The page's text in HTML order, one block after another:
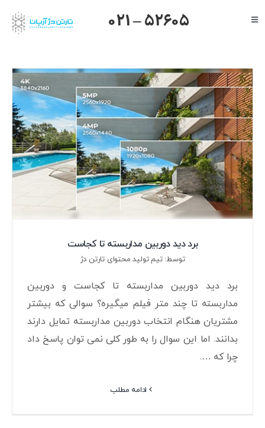
to
Toggle
گرنداستریم
یالینک
میکروتیک
هایک ویژن
داهوا
تیاندی
درباره ما
021 – 52605
برد دید دوربین مداربسته تا کجاست
توسط: تیم تولید محتوای تارتن دژ
برد دید دوربین مداربسته تا کجاست و دوربین
مداربسته تا چند متر فیلم میگیره؟ سوالی که بیشتر
مشتریان هنگام انتخاب دوربین مداربسته تمایل دارند
بدانند. اما این سوال را به طور کلی نمی توان پاسخ داد
چرا که ….
ادامه مطلب